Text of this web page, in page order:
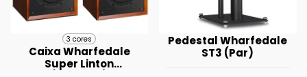
3 cores
Caixa Wharfedale
Super Linton
Pedestal Wharfedale
ST3 (Par)